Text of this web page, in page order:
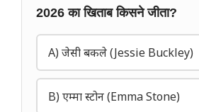
2026 का खिताब किसने जीता?
A) जेसी बकले (Jessie Buckley)
B) एम्मा स्टोन (Emma Stone)